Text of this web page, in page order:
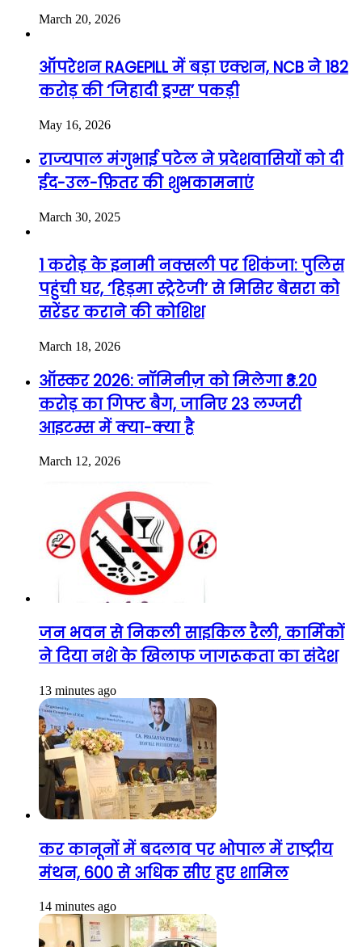
March 20, 2026
ऑपरेशन RAGEPILL में बड़ा एक्शन, NCB ने 182
करोड़ की ‘जिहादी ड्रग्स’ पकड़ी
May 16, 2026
राज्यपाल मंगुभाई पटेल ने प्रदेशवासियों को दी
ईद-उल-फ़ितर की शुभकामनाएं
March 30, 2025
1 करोड़ के इनामी नक्सली पर शिकंजा: पुलिस
पहुंची घर, ‘हिड़मा स्ट्रेटेजी’ से मिसिर बेसरा को
सरेंडर कराने की कोशिश
March 18, 2026
ऑस्कर 2026: नॉमिनीज़ को मिलेगा ₹3.20
करोड़ का गिफ्ट बैग, जानिए 23 लग्जरी
आइटम्स में क्या-क्या है
March 12, 2026
जन भवन से निकली साइकिल रैली, कार्मिकों
ने दिया नशे के खिलाफ जागरूकता का संदेश
13 minutes ago
कर कानूनों में बदलाव पर भोपाल में राष्ट्रीय
मंथन, 600 से अधिक सीए हुए शामिल
14 minutes ago